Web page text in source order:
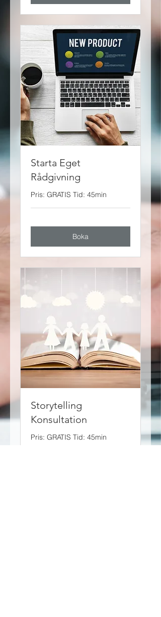
Starta Eget
Rådgivning
Pris: GRATIS Tid: 45min
Boka
Storytelling
Konsultation
Pris: GRATIS Tid: 45min